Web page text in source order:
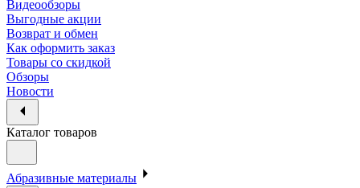
Видеообзоры
Выгодные акции
Возврат и обмен
Как оформить заказ
Товары со скидкой
Обзоры
Новости
Каталог товаров
Абразивные материалы